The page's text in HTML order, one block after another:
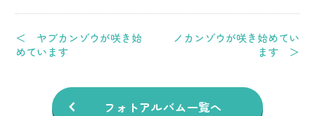
＜ ヤブカンゾウが咲き始
めています
ノカンゾウが咲き始めてい
ます ＞
フォトアルバム一覧へ